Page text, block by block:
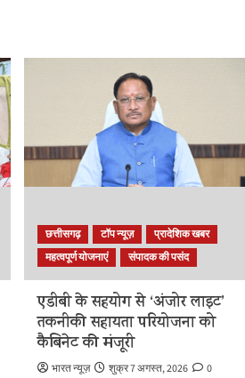
छत्तीसगढ़ टॉप न्यूज़
प्रादेशिक खबर
महत्वपूर्ण योजनाएं
संपादक की पसंद
एडीबी के सहयोग से ‘अंजोर लाइट’
तकनीकी सहायता परियोजना को
कैबिनेट की मंजूरी
भारत न्यूज़ शुक्र 7 अगस्त, 2026 0